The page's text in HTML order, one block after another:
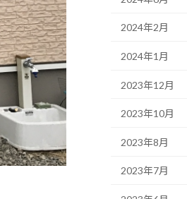
2024年2月
2024年1月
2023年12月
2023年10月
2023年8月
2023年7月